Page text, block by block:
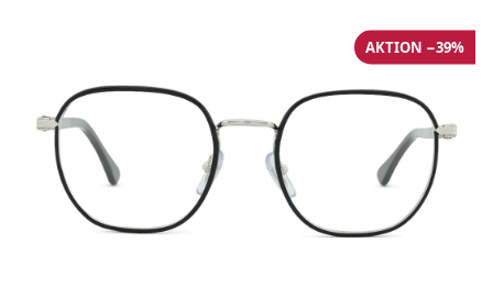
AKTION −39%